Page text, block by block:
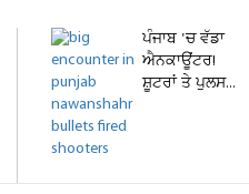
ਪੰਜਾਬ 'ਚ ਵੱਡਾ
ਐਨਕਾਊਂਟਰ!
ਸ਼ੂਟਰਾਂ ਤੇ ਪੁਲਸ...